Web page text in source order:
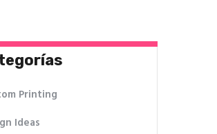
Printing
Ideas